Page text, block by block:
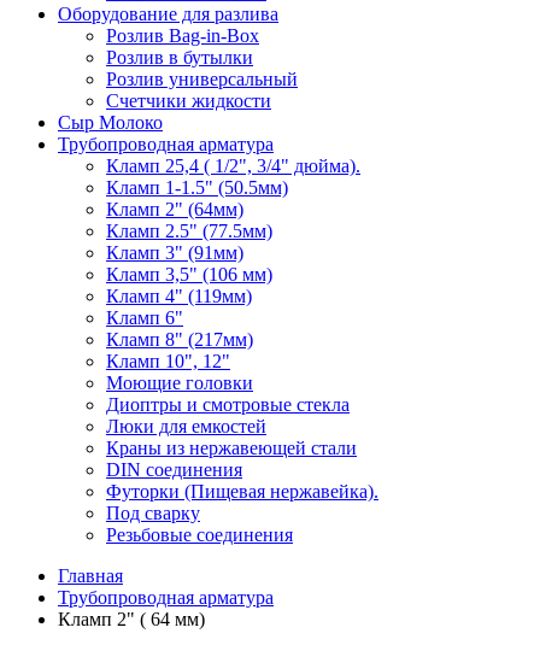
Оборудование для разлива
Розлив Bag-in-Box
Розлив в бутылки
Розлив универсальный
Счетчики жидкости
Сыр Молоко
Трубопроводная арматура
Кламп 25,4 ( 1/2", 3/4" дюйма).
Кламп 1-1.5" (50.5мм)
Кламп 2" (64мм)
Кламп 2.5" (77.5мм)
Кламп 3" (91мм)
Кламп 3,5" (106 мм)
Кламп 4" (119мм)
Кламп 6"
Кламп 8" (217мм)
Кламп 10", 12"
Моющие головки
Диоптры и смотровые стекла
Люки для емкостей
Краны из нержавеющей стали
DIN соединения
Футорки (Пищевая нержавейка).
Под сварку
Резьбовые соединения
Главная
Трубопроводная арматура
Кламп 2" ( 64 мм)